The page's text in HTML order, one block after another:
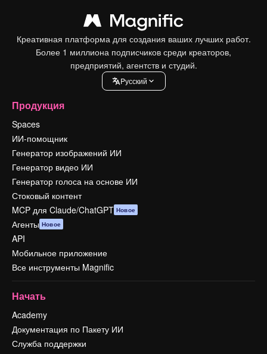
Креативная платформа для создания ваших лучших работ.
Более 1 миллиона подписчиков среди креаторов,
предприятий, агентств и студий.
Pусский
Продукция
Spaces
ИИ-помощник
Генератор изображений ИИ
Генератор видео ИИ
Генератор голоса на основе ИИ
Стоковый контент
MCP для Claude/ChatGPT Новое
Агенты Новое
API
Мобильное приложение
Все инструменты Magnific
Начать
Academy
Документация по Пакету ИИ
Служба поддержки